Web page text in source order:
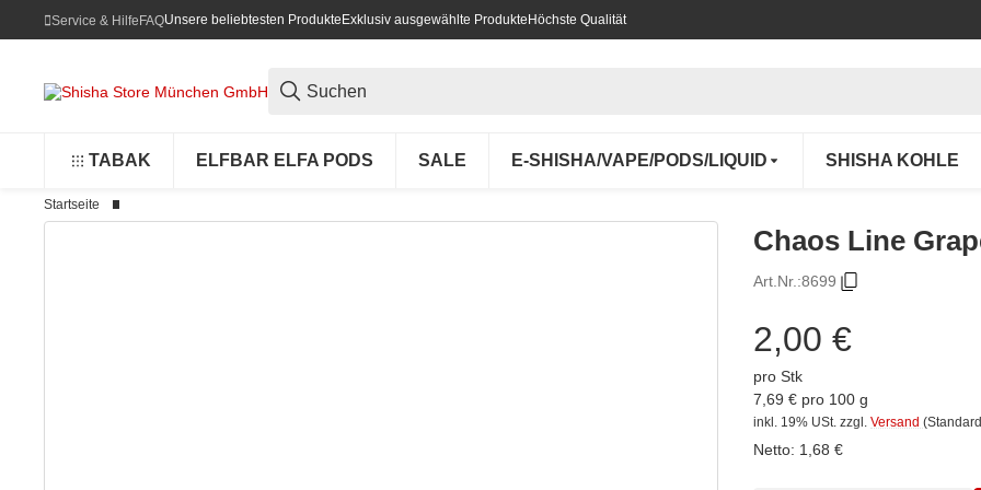
Service & HilfeFAQUnsere beliebtesten Produkte Exklusiv ausgewählte Produkte Höchste Qualität
TABAK ELFBAR ELFA PODS SALE E-SHISHA/VAPE/PODS/LIQUID SHISHA KOHLE
Startseite
Chaos Line
Art.Nr.:8699
2,00 €
pro Stk
7,69 € pro 100 g
inkl. 19% USt. zzgl. Versand
Netto: 1,68 €